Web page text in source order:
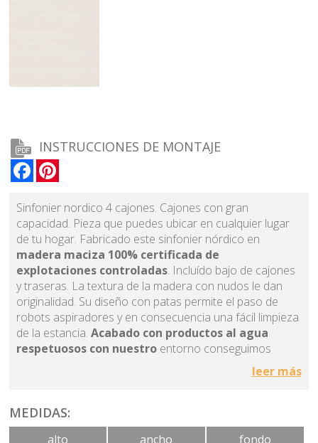
INSTRUCCIONES DE MONTAJE
Facebook
Sinfonier nordico 4 cajones. Cajones con gran
capacidad. Pieza que puedes ubicar en cualquier lugar
de tu hogar. Fabricado este sinfonier nórdico en
madera maciza 100% certificada de
explotaciones controladas. Incluído bajo de cajones
y traseras. La textura de la madera con nudos le dan
originalidad. Su diseño con patas permite el paso de
robots aspiradores y en consecuencia una fácil limpieza
de la estancia.Acabado con productos al agua
respetuosos con nuestro entorno conseguimos
Su color
natural aporta como resultado frescura y calidez al
nudos así como en otros colores. La apertura de los
cajones es uñero, sistema solemos utilizar porque
leer más
MEDIDAS:
alto
ancho
fondo